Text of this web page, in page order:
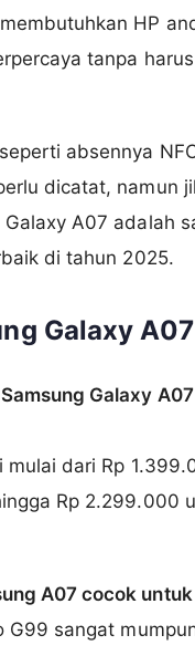
HP
tanpa
absennya
dicatat, namun
A07 adalah
di tahun 2025.
Galaxy A07
Galaxy
mulai dari Rp
Rp 2.299.000
A07 cocok
G99 sangat